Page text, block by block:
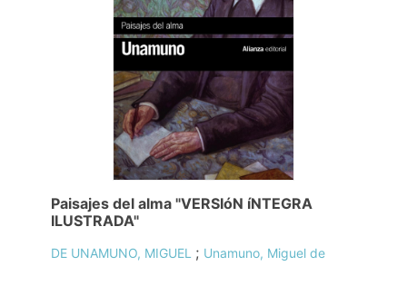
Paisajes del alma "VERSIóN íNTEGRA
ILUSTRADA"
DE UNAMUNO, MIGUEL ; Unamuno, Miguel de